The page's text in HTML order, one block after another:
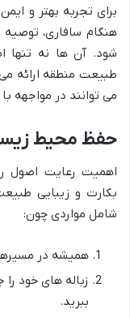
برای تجربه بهتر و
هنگام سافاری،
شود. آن ها نه تنها
طبیعت منطقه ارائه
می توانند در مواجهه
حفظ محیط
بکارت و زیبایی
شامل مواردی چون:
همیشه در
زباله های خود
ببرید.